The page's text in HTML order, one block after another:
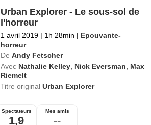
Urban Explorer - Le sous-sol de
l'horreur
1 avril 2019 | 1h 28min | Epouvante-
horreur
De Andy Fetscher
Avec Nathalie Kelley Nick Eversman
Max
Riemelt
Titre originalUrban Explorer
Spectateurs
1,9
Mes amis
--